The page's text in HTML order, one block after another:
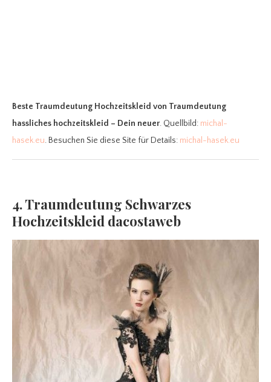
Beste Traumdeutung Hochzeitskleid von Traumdeutung
hassliches hochzeitskleid – Dein neuer. Quellbild: michal-
hasek.eu. Besuchen Sie diese Site für Details: michal-hasek.eu
4. Traumdeutung Schwarzes
Hochzeitskleid dacostaweb